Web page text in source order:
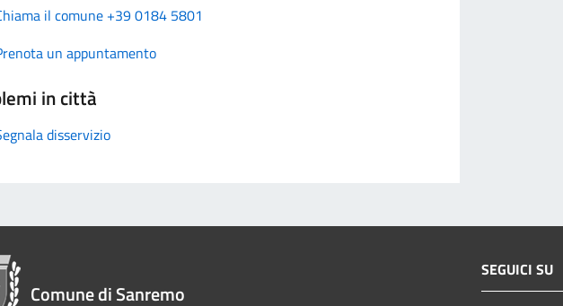
il comune +39 0184 5801
un appuntamento
in città
disservizio
Comune di Sanremo
SEGUICI SU